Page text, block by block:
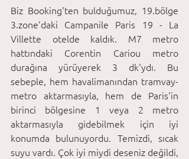
Biz Booking'ten bulduğumuz, 19.bölge
3.zone'daki Campanile Paris 19 - La
Villette otelde kaldık. M7 metro
hattındaki Corentin Cariou metro
durağına yürüyerek 3 dk'ydı. Bu
sebeple, hem havalimanından tramvay-
metro aktarmasıyla, hem de Paris'in
birinci bölgesine 1 veya 2 metro
aktarmasıyla gidebilmek için iyi
konumda bulunuyordu. Temizdi, sıcak
suyu vardı. Çok iyi miydi deseniz değildi,